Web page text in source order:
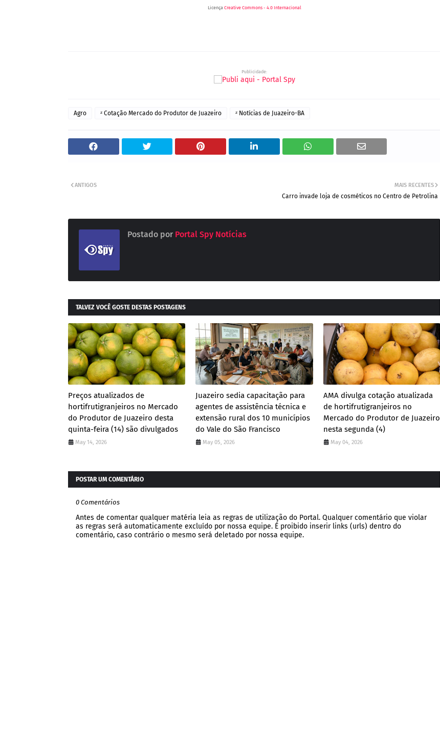
Licença Creative Commons - 4.0 Internacional
Publicidade:
Agro ᶻ Cotação Mercado do Produtor de Juazeiro ᶻ Notícias de Juazeiro-BA
MAIS RECENTES
Carro invade loja de cosméticos no Centro de Petrolina
ANTIGOS
Postado por Portal Spy Notícias
TALVEZ VOCÊ GOSTE DESTAS POSTAGENS
Preços atualizados de
hortifrutigranjeiros no Mercado
do Produtor de Juazeiro desta
quinta-feira (14) são divulgados
May 14, 2026
Juazeiro sedia capacitação para
agentes de assistência técnica e
extensão rural dos 10 municípios
do Vale do São Francisco
May 05, 2026
AMA divulga cotação atualizada
de hortifrutigranjeiros no
Mercado do Produtor de Juazeiro
nesta segunda (4)
May 04, 2026
POSTAR UM COMENTÁRIO
0 Comentários
Antes de comentar qualquer matéria leia as regras de utilização do Portal. Qualquer comentário que violar
as regras será automaticamente excluído por nossa equipe. É proibido inserir links (urls) dentro do
comentário, caso contrário o mesmo será deletado por nossa equipe.